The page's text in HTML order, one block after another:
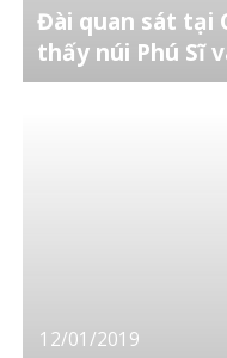
Đài quan sát tại
thấy núi Phú Sĩ
12/01/2019